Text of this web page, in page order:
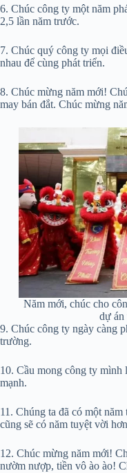
6. Chúc công ty một năm
2,5 lần năm trước.
7. Chúc quý công ty mọi
nhau để cùng phát triển.
8. Chúc mừng năm mới!
may bán đắt. Chúc mừng
Năm mới, chúc cho
dự án
9. Chúc công ty ngày càng
trường.
10. Cầu mong công ty
mạnh.
11. Chúng ta đã có một
cũng sẽ có năm tuyệt vời
12. Chúc mừng năm mới!
nườm nượp, tiền vô ào ào!